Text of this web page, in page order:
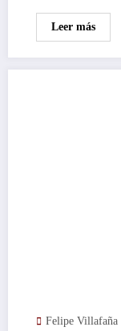
Leer más
Felipe Villafaña